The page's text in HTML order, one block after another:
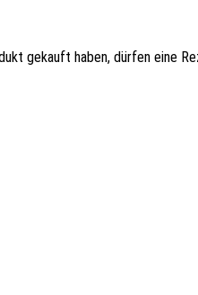
gekauft haben, dürfen eine